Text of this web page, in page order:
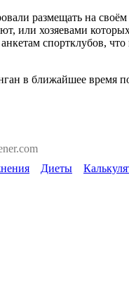
размещать на
или хозяевами
спортклубов,
в ближайшее время
Диеты